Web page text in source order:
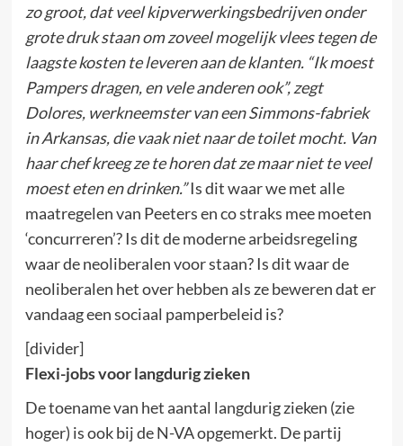
zo groot, dat veel kipverwerkingsbedrijven onder
grote druk staan om zoveel mogelijk vlees tegen de
laagste kosten te leveren aan de klanten. “Ik moest
Pampers dragen, en vele anderen ook”, zegt
Dolores, werkneemster van een Simmons-fabriek
in Arkansas, die vaak niet naar de toilet mocht. Van
haar chef kreeg ze te horen dat ze maar niet te veel
moest eten en drinken.”Is dit waar we met alle
maatregelen van Peeters en co straks mee moeten
‘concurreren’? Is dit de moderne arbeidsregeling
waar de neoliberalen voor staan? Is dit waar de
neoliberalen het over hebben als ze beweren dat er
vandaag een sociaal pamperbeleid is?
[divider]
Flexi-jobs voor langdurig zieken
De toename van het aantal langdurig zieken (zie
hoger) is ook bij de N-VA opgemerkt. De partij